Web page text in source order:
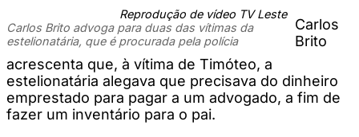
Reprodução de vídeo TV Leste
Carlos Brito advoga para duas das vítimas da
estelionatária, que é procurada pela polícia
Carlos
Brito
acrescenta que, à vítima de Timóteo, a
estelionatária alegava que precisava do dinheiro
emprestado para pagar a um advogado, a fim de
fazer um inventário para o pai.